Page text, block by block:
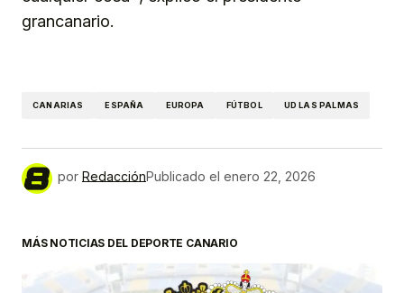
grancanario.
CANARIAS ESPAÑA EUROPA FÚTBOL UD LAS PALMAS
por RedacciónPublicado el enero 22, 2026
MÁS NOTICIAS DEL DEPORTE CANARIO